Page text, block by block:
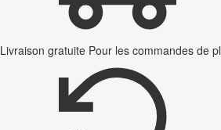
Livraison gratuite Pour les commandes de